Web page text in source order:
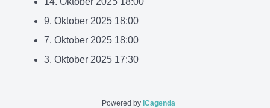
9. Oktober 2025 18:00
7. Oktober 2025 18:00
3. Oktober 2025 17:30
Powered by iCagenda